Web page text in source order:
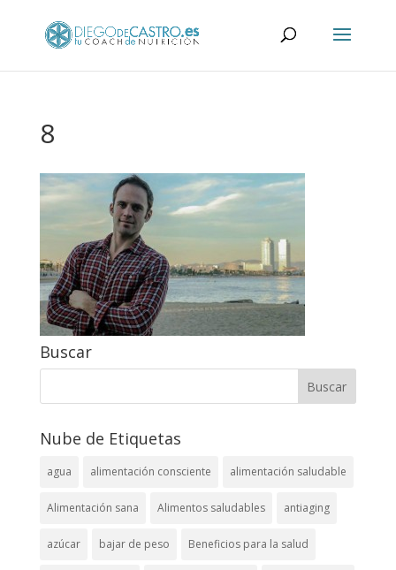
8
Buscar
Nube de Etiquetas
agua alimentación consciente alimentación saludable
Alimentación sana Alimentos saludables antiaging
azúcar bajar de peso Beneficios para la salud